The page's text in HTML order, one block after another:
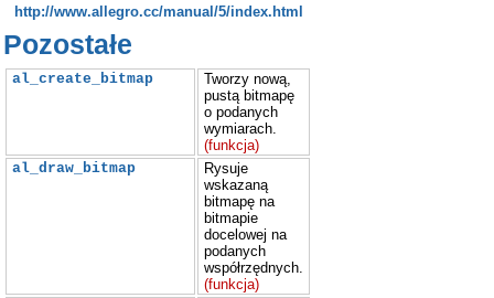
http://www.allegro.cc/manual/5/index.html
Pozostałe
al_create_bitmap
Tworzy nową,
pustą bitmapę
o podanych
wymiarach.
(funkcja)
al_draw_bitmap
Rysuje
wskazaną
bitmapę na
bitmapie
docelowej na
podanych
współrzędnych.
(funkcja)